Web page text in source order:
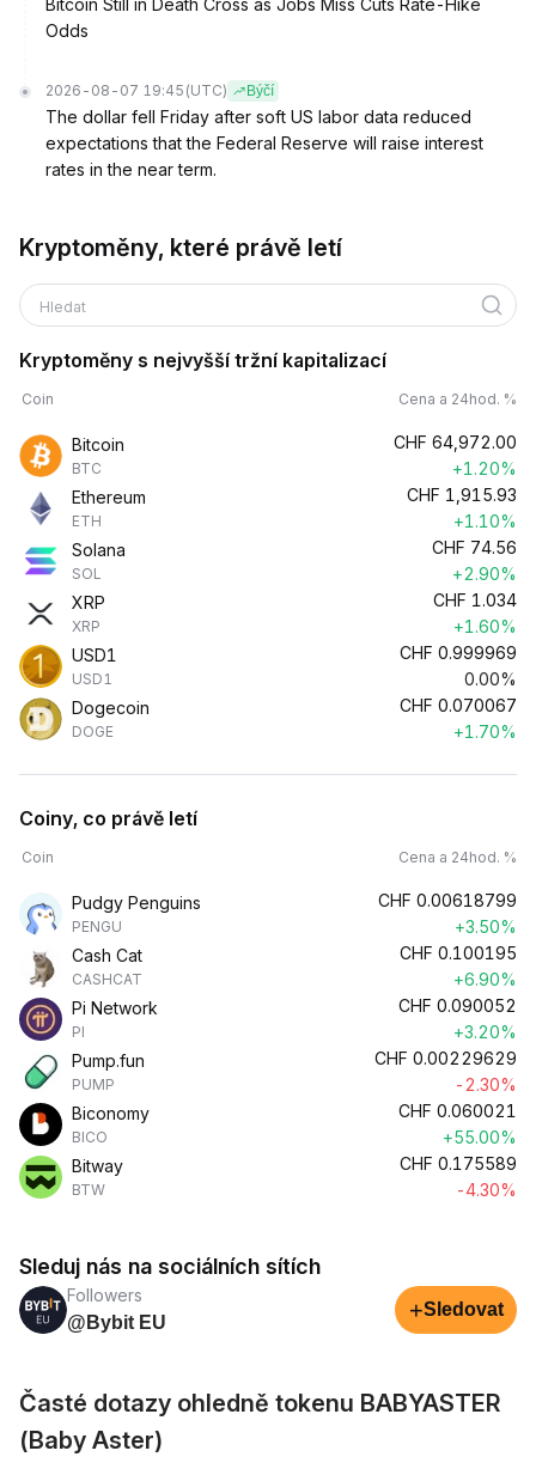
Bitcoin Still in Death Cross as Jobs Miss Cuts Rate-Hike
Odds
2026-08-07 19:45 (UTC) Býčí
The dollar fell Friday after soft US labor data reduced
expectations that the Federal Reserve will raise interest
rates in the near term.
Kryptoměny, které právě letí
Hledat
Kryptoměny s nejvyšší tržní kapitalizací
Coin Cena a 24hod. %
Bitcoin
BTC
CHF 64,972.00
+1.20%
Ethereum
ETH
CHF 1,915.93
+1.10%
Solana
SOL
CHF 74.56
+2.90%
XRP
XRP
CHF 1.034
+1.60%
USD1
USD1
CHF 0.999969
0.00%
Dogecoin
DOGE
CHF 0.070067
+1.70%
Coiny, co právě letí
Coin Cena a 24hod. %
Pudgy Penguins
PENGU
CHF 0.00618799
+3.50%
Cash Cat
CASHCAT
CHF 0.100195
+6.90%
Pi Network
PI
CHF 0.090052
+3.20%
Pump.fun
PUMP
CHF 0.00229629
-2.30%
Biconomy
BICO
CHF 0.060021
+55.00%
Bitway
BTW
CHF 0.175589
-4.30%
Sleduj nás na sociálních sítích
Followers
@Bybit EU
+Sledovat
Časté dotazy ohledně tokenu BABYASTER
(Baby Aster)